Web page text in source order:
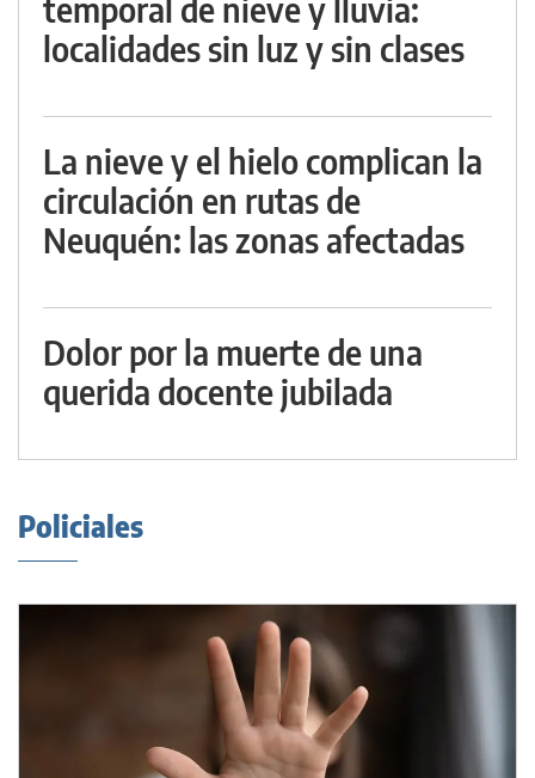
temporal de nieve y lluvia:
localidades sin luz y sin clases
La nieve y el hielo complican la
circulación en rutas de
Neuquén: las zonas afectadas
Dolor por la muerte de una
querida docente jubilada
Policiales